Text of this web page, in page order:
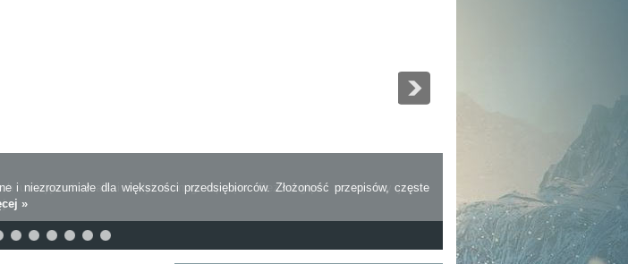
i niezrozumiałe dla większości przedsiębiorców. Złożoność przepisów, częste
»